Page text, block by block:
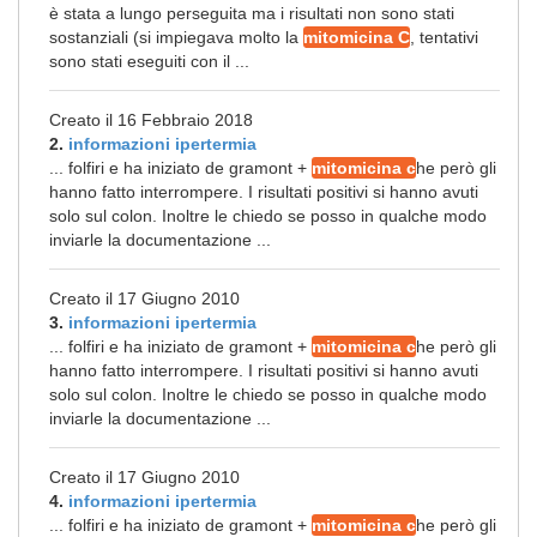
è stata a lungo perseguita ma i risultati non sono stati
sostanziali (si impiegava molto la mitomicina C , tentativi
sono stati eseguiti con il ...
Creato il 16 Febbraio 2018
2. informazioni ipertermia
... folfiri e ha iniziato de gramont + mitomicina che però gli
hanno fatto interrompere. I risultati positivi si hanno avuti
solo sul colon. Inoltre le chiedo se posso in qualche modo
inviarle la documentazione ...
Creato il 17 Giugno 2010
3. informazioni ipertermia
... folfiri e ha iniziato de gramont + mitomicina che però gli
hanno fatto interrompere. I risultati positivi si hanno avuti
solo sul colon. Inoltre le chiedo se posso in qualche modo
inviarle la documentazione ...
Creato il 17 Giugno 2010
4. informazioni ipertermia
... folfiri e ha iniziato de gramont + mitomicina che però gli